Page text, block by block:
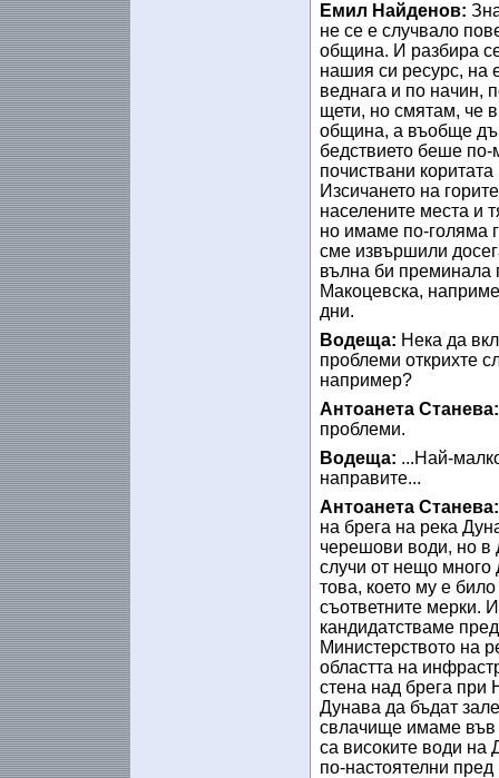
Емил Найденов:
не се е случвало
община. И разбира
нашия си ресурс, на
веднага и по начин,
щети, но смятам, че
община, а въобще
бедствието беше
почиствани
Изсичането на
населените места и
но имаме по-голяма
сме извършили
вълна би преминала
Макоцевска,
дни.
Водеща: Нека да
проблеми открихте
например?
Антоанета
проблеми.
Водеща: ...Най-
направите...
Антоанета
на брега на река
черешови води, но в
случи от нещо много
това, което му е
съответните мерки.
кандидатстваме
Министерството на
областта на
стена над брега при
Дунава да бъдат
свлачище имаме във
са високите води на
по-настоятелни пред